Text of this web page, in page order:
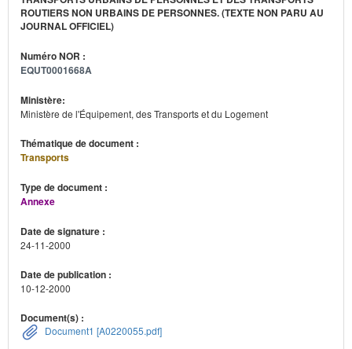
ROUTIERS NON URBAINS DE PERSONNES. (TEXTE NON PARU AU
JOURNAL OFFICIEL)
Numéro NOR :
EQUT0001668A
Ministère:
Ministère de l'Équipement, des Transports et du Logement
Thématique de document :
Transports
Type de document :
Annexe
Date de signature :
24-11-2000
Date de publication :
10-12-2000
Document(s) :
Document1 [A0220055.pdf]